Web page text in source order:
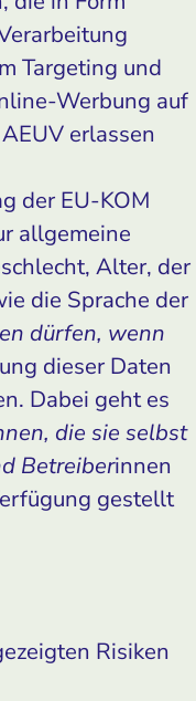
Targeting und
Werbung auf
erlassen
der EU-KOM
allgemeine
Alter, der
die Sprache der
dürfen, wenn
dieser Daten
Dabei geht es
die sie selbst
Betreiberinnen
gestellt
Risiken